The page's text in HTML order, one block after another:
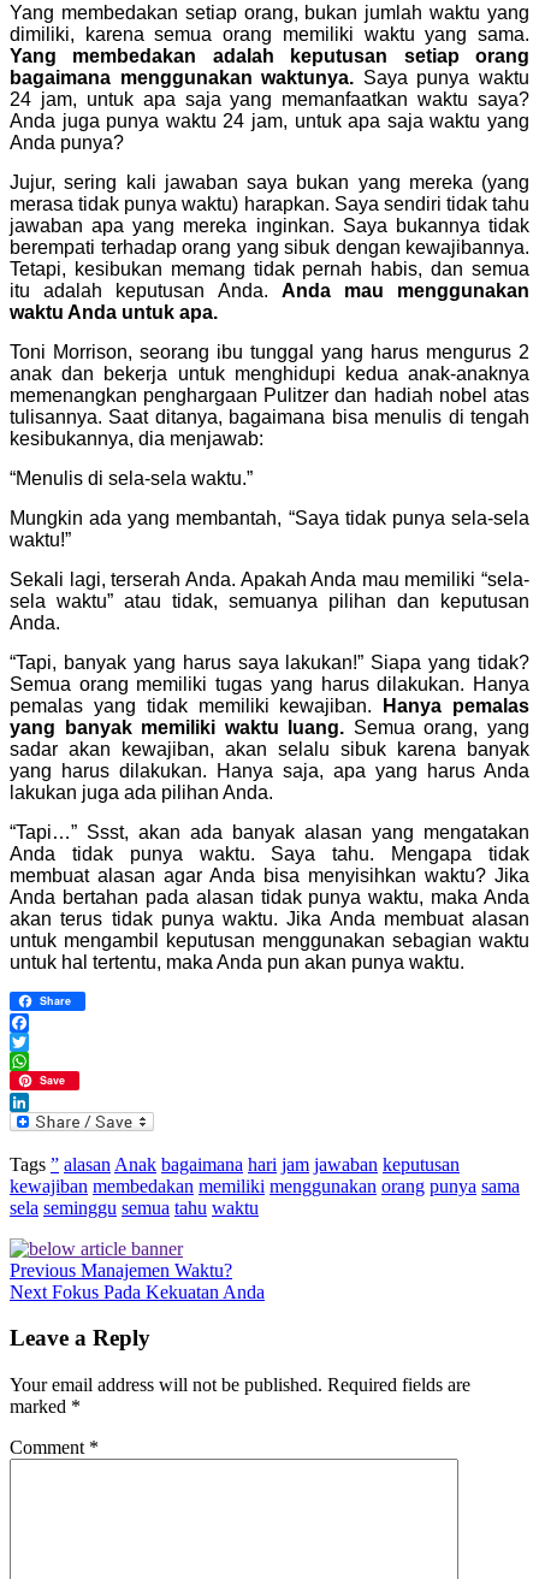
Yang membedakan setiap orang, bukan jumlah waktu yang
dimiliki, karena semua orang memiliki waktu yang sama.
Yang membedakan adalah keputusan setiap orang
bagaimana menggunakan waktunya. Saya punya waktu
24 jam, untuk apa saja yang memanfaatkan waktu saya?
Anda juga punya waktu 24 jam, untuk apa saja waktu yang
Anda punya?
Jujur, sering kali jawaban saya bukan yang mereka (yang
merasa tidak punya waktu) harapkan. Saya sendiri tidak tahu
jawaban apa yang mereka inginkan. Saya bukannya tidak
berempati terhadap orang yang sibuk dengan kewajibannya.
Tetapi, kesibukan memang tidak pernah habis, dan semua
itu adalah keputusan Anda. Anda mau menggunakan
waktu Anda untuk apa.
Toni Morrison, seorang ibu tunggal yang harus mengurus 2
anak dan bekerja untuk menghidupi kedua anak-anaknya
memenangkan penghargaan Pulitzer dan hadiah nobel atas
tulisannya. Saat ditanya, bagaimana bisa menulis di tengah
kesibukannya, dia menjawab:
“Menulis di sela-sela waktu.”
Mungkin ada yang membantah, “Saya tidak punya sela-sela
waktu!”
Sekali lagi, terserah Anda. Apakah Anda mau memiliki “sela-
sela waktu” atau tidak, semuanya pilihan dan keputusan
Anda.
“Tapi, banyak yang harus saya lakukan!” Siapa yang tidak?
Semua orang memiliki tugas yang harus dilakukan. Hanya
pemalas yang tidak memiliki kewajiban.
Hanya pemalas
yang banyak memiliki waktu luang. Semua orang, yang
sadar akan kewajiban, akan selalu sibuk karena banyak
yang harus dilakukan. Hanya saja, apa yang harus Anda
lakukan juga ada pilihan Anda.
“Tapi…” Ssst, akan ada banyak alasan yang mengatakan
Anda tidak punya waktu. Saya tahu. Mengapa tidak
membuat alasan agar Anda bisa menyisihkan waktu? Jika
Anda bertahan pada alasan tidak punya waktu, maka Anda
akan terus tidak punya waktu. Jika Anda membuat alasan
untuk mengambil keputusan menggunakan sebagian waktu
untuk hal tertentu, maka Anda pun akan punya waktu.
Share
Facebook
Twitter
WhatsApp
Save
LinkedIn
Tags ” alasan Anak bagaimana hari jam jawaban keputusan
kewajiban membedakan memiliki menggunakan orang punya sama
sela seminggu semua tahu waktu
Previous Manajemen Waktu?
Next Fokus Pada Kekuatan Anda
Leave a Reply
Your email address will not be published. Required fields are
marked *
Comment *